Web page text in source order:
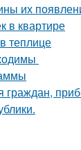
их
в квартире
теплице